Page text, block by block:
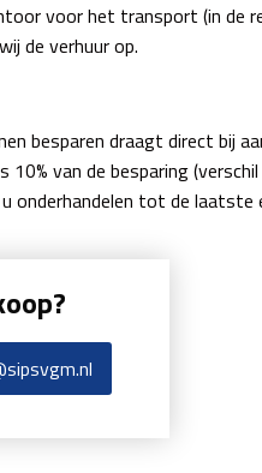
voor het transport (in de
de verhuur op.
besparen draagt direct bij
van de besparing
onderhandelen tot de laatste